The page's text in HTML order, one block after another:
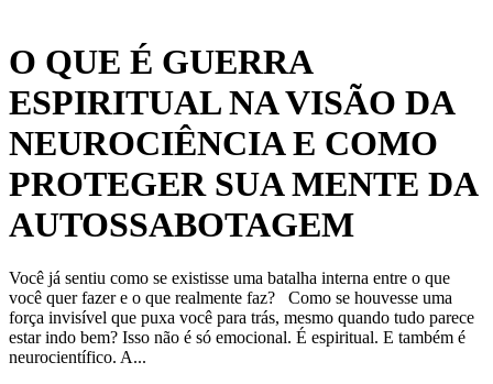
O QUE É GUERRA
ESPIRITUAL NA VISÃO DA
NEUROCIÊNCIA E COMO
PROTEGER SUA MENTE DA
AUTOSSABOTAGEM
Você já sentiu como se existisse uma batalha interna entre o que
você quer fazer e o que realmente faz? Como se houvesse uma
força invisível que puxa você para trás, mesmo quando tudo parece
estar indo bem? Isso não é só emocional. É espiritual. E também é
neurocientífico. A...